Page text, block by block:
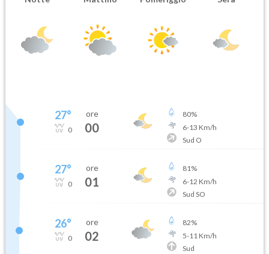
Attendibilità
Urgenza
Orario inizio
Ora fine
27°
0
ore
00
80%
6-13 Km/h
Sud O
27°
0
ore
01
81%
6-12 Km/h
Sud SO
26°
0
ore
02
82%
5-11 Km/h
Sud